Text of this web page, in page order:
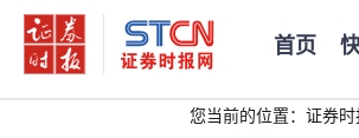
首页
您当前的位置： 证券时